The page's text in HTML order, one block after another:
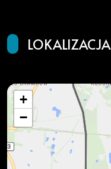
LOKALIZACJA
+
−